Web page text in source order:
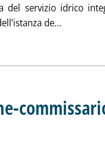
del servizio idrico
de...
per le autorizzazioni
2025 alle 17.5.